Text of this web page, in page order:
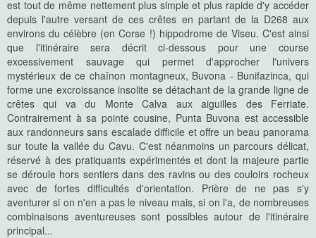
est tout de même nettement plus simple et plus rapide d'y accéder
depuis l'autre versant de ces crêtes en partant de la D268 aux
environs du célèbre (en Corse !) hippodrome de Viseu. C'est ainsi
que l'itinéraire sera décrit ci-dessous pour une course
excessivement sauvage qui permet d'approcher l'univers
mystérieux de ce chaînon montagneux, Buvona - Bunifazinca, qui
forme une excroissance insolite se détachant de la grande ligne de
crêtes qui va du Monte Calva aux aiguilles des Ferriate.
Contrairement à sa pointe cousine, Punta Buvona est accessible
aux randonneurs sans escalade difficile et offre un beau panorama
sur toute la vallée du Cavu. C'est néanmoins un parcours délicat,
réservé à des pratiquants expérimentés et dont la majeure partie
se déroule hors sentiers dans des ravins ou des couloirs rocheux
avec de fortes difficultés d'orientation. Prière de ne pas s'y
aventurer si on n'en a pas le niveau mais, si on l'a, de nombreuses
combinaisons aventureuses sont possibles autour de l'itinéraire
principal...